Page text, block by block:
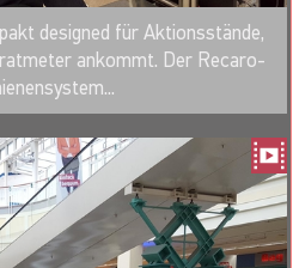
MERKEN
designed für Aktionsstände,
ankommt. Der Recaro-